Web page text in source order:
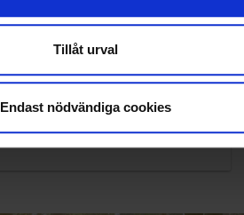
Tillåt urval
Endast nödvändiga cookies